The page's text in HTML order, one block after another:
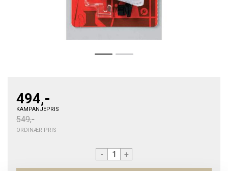
494,-
KAMPANJEPRIS
549,-
ORDINÆR PRIS
- +